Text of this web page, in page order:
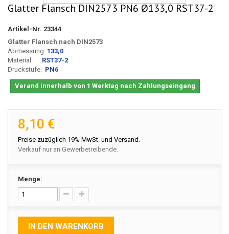
Glatter Flansch DIN2573 PN6 Ø133,0 RST37-2
Artikel-Nr. 23344
Glatter Flansch nach DIN2573
Abmessung: 133,0
Material: RST37-2
Druckstufe: PN6
Verand innerhalb von 1 Werktag nach Zahlungseingang
8,10 €
Preise zuzüglich 19% MwSt. und Versand.
Verkauf nur an Gewerbetreibende.
Menge:
IN DEN WARENKORB